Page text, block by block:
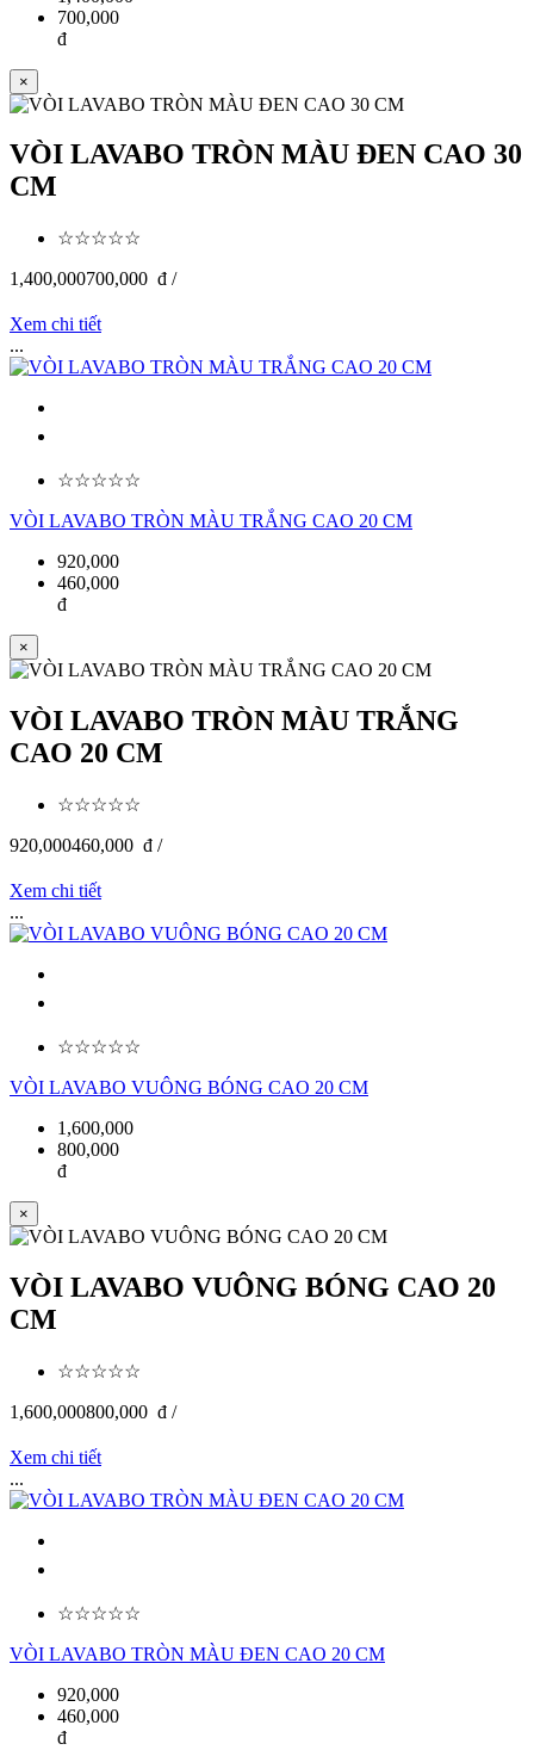
700,000
đ
×
VÒI LAVABO TRÒN MÀU ĐEN CAO 30
CM
☆☆☆☆☆
1,400,000700,000 đ /
Xem chi tiết
...
☆☆☆☆☆
VÒI LAVABO TRÒN MÀU TRẮNG CAO 20 CM
920,000
460,000
đ
×
VÒI LAVABO TRÒN MÀU TRẮNG
CAO 20 CM
☆☆☆☆☆
920,000460,000 đ /
Xem chi tiết
...
☆☆☆☆☆
VÒI LAVABO VUÔNG BÓNG CAO 20 CM
1,600,000
800,000
đ
×
VÒI LAVABO VUÔNG BÓNG CAO 20
CM
☆☆☆☆☆
1,600,000800,000 đ /
Xem chi tiết
...
☆☆☆☆☆
VÒI LAVABO TRÒN MÀU ĐEN CAO 20 CM
920,000
460,000
đ